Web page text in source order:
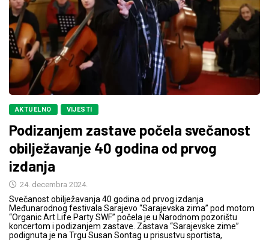
AKTUELNO VIJESTI
Podizanjem zastave počela svečanost
obilježavanje 40 godina od prvog
izdanja
24. decembra 2024.
Svečanost obilježavanja 40 godina od prvog izdanja
Međunarodnog festivala Sarajevo “Sarajevska zima” pod motom
“Organic Art Life Party SWF” počela je u Narodnom pozorištu
koncertom i podizanjem zastave. Zastava “Sarajevske zime”
podignuta je na Trgu Susan Sontag u prisustvu sportista,